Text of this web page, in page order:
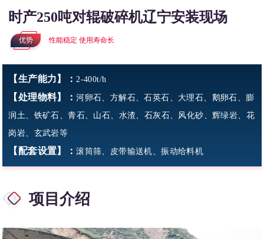
时产250吨对辊破碎机辽宁安装现场
优势 性能稳定 使用寿命长
【生产能力】： 2-400t/h
【处理物料】：河卵石、方解石、石英石、大理石、鹅卵石、膨
润土、铁矿石、青石、山石、水渣、石灰石、风化砂、辉绿岩、花
岗岩、玄武岩等
【配套设置】：滚筒筛、皮带输送机、振动给料机
项目介绍